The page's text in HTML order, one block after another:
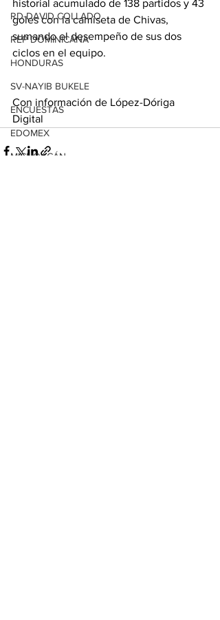
RD-DAVID COLLADO
REP DOMINICANA
HONDURAS
SV-NAYIB BUKELE
ENCUESTAS
EDOMEX
MICHOACÁN
historial acumulado de 138 partidos y 43
goles con la camiseta de Chivas,
sumando el desempeño de sus dos
ciclos en el equipo.
Con información de López-Dóriga
Digital